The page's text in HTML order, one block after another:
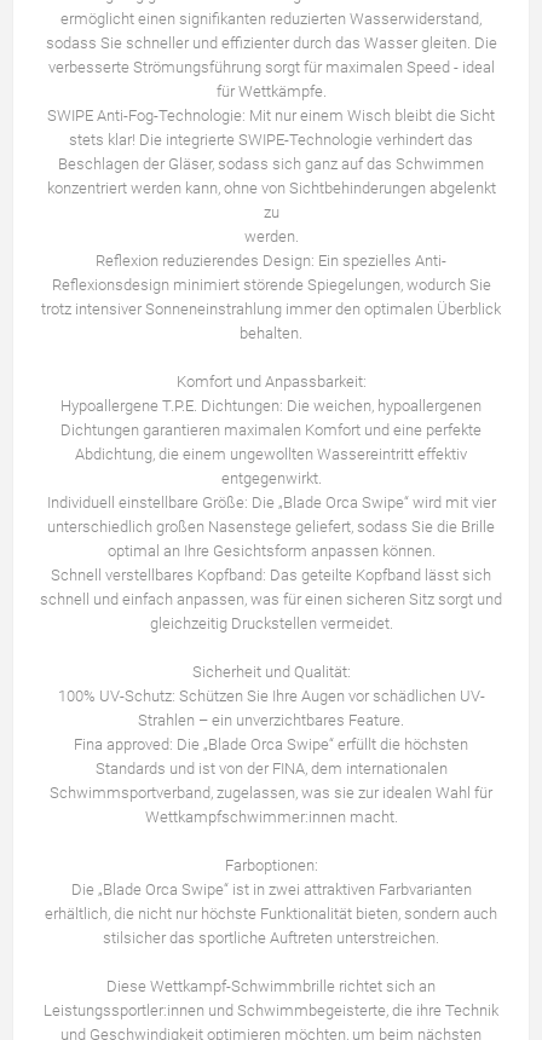
ermöglicht einen signifikanten reduzierten Wasserwiderstand,
sodass Sie schneller und effizienter durch das Wasser gleiten. Die
verbesserte Strömungsführung sorgt für maximalen Speed - ideal
für Wettkämpfe.
SWIPE Anti-Fog-Technologie: Mit nur einem Wisch bleibt die Sicht
stets klar! Die integrierte SWIPE-Technologie verhindert das
Beschlagen der Gläser, sodass sich ganz auf das Schwimmen
konzentriert werden kann, ohne von Sichtbehinderungen abgelenkt
zu
werden.
Reflexion reduzierendes Design: Ein spezielles Anti-
Reflexionsdesign minimiert störende Spiegelungen, wodurch Sie
trotz intensiver Sonneneinstrahlung immer den optimalen Überblick
behalten.
Komfort und Anpassbarkeit:
Hypoallergene T.P.E. Dichtungen: Die weichen, hypoallergenen
Dichtungen garantieren maximalen Komfort und eine perfekte
Abdichtung, die einem ungewollten Wassereintritt effektiv
entgegenwirkt.
Individuell einstellbare Größe: Die „Blade Orca Swipe“ wird mit vier
unterschiedlich großen Nasenstege geliefert, sodass Sie die Brille
optimal an Ihre Gesichtsform anpassen können.
Schnell verstellbares Kopfband: Das geteilte Kopfband lässt sich
schnell und einfach anpassen, was für einen sicheren Sitz sorgt und
gleichzeitig Druckstellen vermeidet.
Sicherheit und Qualität:
100% UV-Schutz: Schützen Sie Ihre Augen vor schädlichen UV-
Strahlen – ein unverzichtbares Feature.
Fina approved: Die „Blade Orca Swipe“ erfüllt die höchsten
Standards und ist von der FINA, dem internationalen
Schwimmsportverband, zugelassen, was sie zur idealen Wahl für
Wettkampfschwimmer:innen macht.
Farboptionen:
Die „Blade Orca Swipe“ ist in zwei attraktiven Farbvarianten
erhältlich, die nicht nur höchste Funktionalität bieten, sondern auch
stilsicher das sportliche Auftreten unterstreichen.
Diese Wettkampf-Schwimmbrille richtet sich an
Leistungssportler:innen und Schwimmbegeisterte, die ihre Technik
und Geschwindigkeit optimieren möchten, um beim nächsten